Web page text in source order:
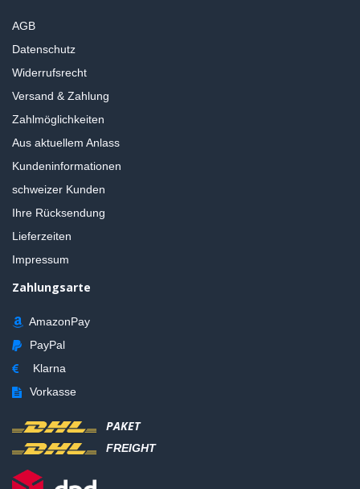
AGB
Datenschutz
Widerrufsrecht
Versand & Zahlung
Zahlmöglichkeiten
Aus aktuellem Anlass
Kundeninformationen
schweizer Kunden
Ihre Rücksendung
Lieferzeiten
Impressum
Zahlungsarte
AmazonPay
PayPal
Klarna
Vorkasse
PAKET
FREIGHT